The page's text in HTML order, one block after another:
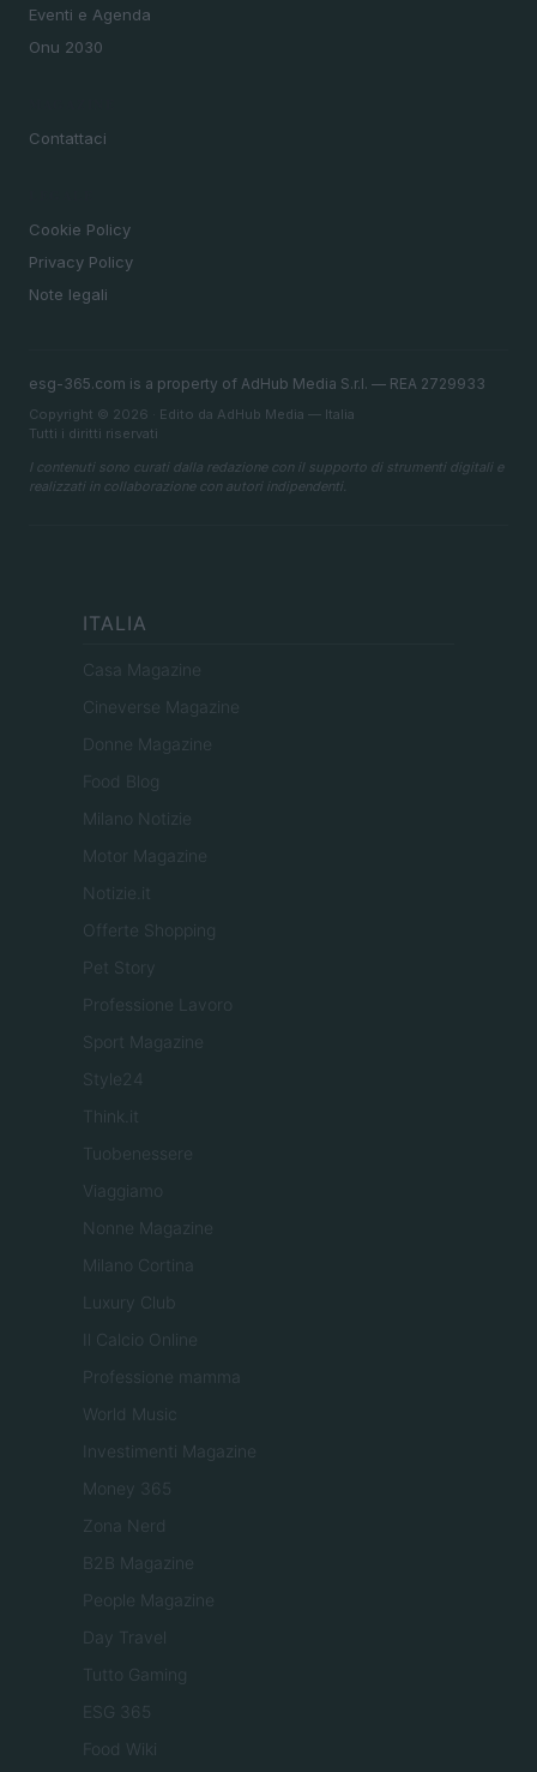
Eventi e Agenda
Onu 2030
Contattaci
Cookie Policy
Privacy Policy
Note legali
esg-365.com is a property of AdHub Media S.r.l. — REA 2729933
Copyright © 2026 · Edito da AdHub Media — Italia
Tutti i diritti riservati
I contenuti sono curati dalla redazione con il supporto di strumenti digitali e
realizzati in collaborazione con autori indipendenti.
ITALIA
Casa Magazine
Cineverse Magazine
Donne Magazine
Food Blog
Milano Notizie
Motor Magazine
Notizie.it
Offerte Shopping
Pet Story
Professione Lavoro
Sport Magazine
Style24
Think.it
Tuobenessere
Viaggiamo
Nonne Magazine
Milano Cortina
Luxury Club
Il Calcio Online
Professione mamma
World Music
Investimenti Magazine
Money 365
Zona Nerd
B2B Magazine
People Magazine
Day Travel
Tutto Gaming
ESG 365
Food Wiki